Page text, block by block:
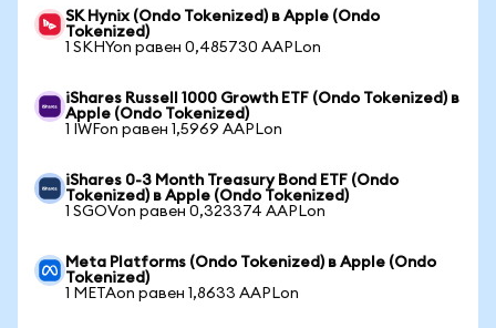
SK Hynix (Ondo Tokenized) в Apple (Ondo
Tokenized)
1 SKHYon равен 0,485730 AAPLon
iShares Russell 1000 Growth ETF (Ondo Tokenized) в
Apple (Ondo Tokenized)
1 IWFon равен 1,5969 AAPLon
iShares 0-3 Month Treasury Bond ETF (Ondo
Tokenized) в Apple (Ondo Tokenized)
1 SGOVon равен 0,323374 AAPLon
Meta Platforms (Ondo Tokenized) в Apple (Ondo
Tokenized)
1 METAon равен 1,8633 AAPLon